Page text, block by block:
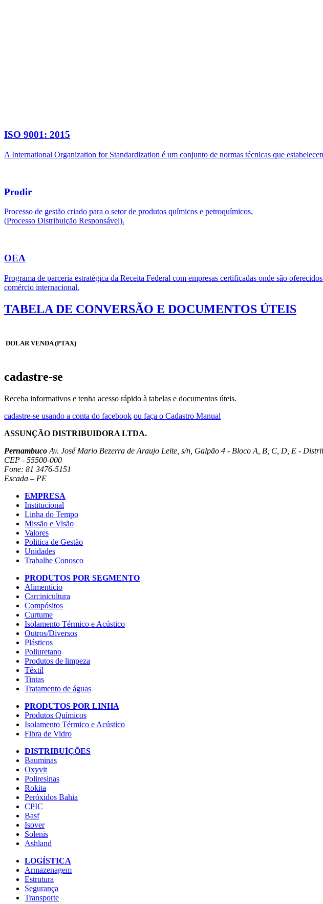
ISO 9001: 2015
A International Organization for Standardization é um conjunto de normas técnicas que
Prodir
Processo de gestão criado para o setor de produtos químicos e petroquímicos,
(Processo Distribuição Responsável).
OEA
Programa de parceria estratégica da Receita Federal com empresas certificadas onde são
comércio internacional.
TABELA DE CONVERSÃO E DOCUMENTOS ÚTEIS
DOLAR VENDA (PTAX)
cadastre-se
Receba informativos e tenha acesso rápido à tabelas e documentos úteis.
cadastre-se usando a conta do facebook ou faça o Cadastro Manual
ASSUNÇÃO DISTRIBUIDORA LTDA.
Pernambuco Av. José Mario Bezerra de Araujo Leite, s/n, Galpão 4 - Bloco A, B, C, D, E -
CEP - 55500-000
Fone: 81 3476-5151
Escada – PE
EMPRESA
Institucional
Linha do Tempo
Missão e Visão
Valores
Politica de Gestão
Unidades
Trabalhe Conosco
PRODUTOS POR SEGMENTO
Alimentício
Carcinicultura
Compósitos
Curtume
Isolamento Térmico e Acústico
Outros/Diversos
Plásticos
Poliuretano
Produtos de limpeza
Têxtil
Tintas
Tratamento de águas
PRODUTOS POR LINHA
Produtos Químicos
Isolamento Térmico e Acústico
Fibra de Vidro
DISTRIBUÍÇÕES
Bauminas
Oxyvit
Poliresinas
Rokita
Peróxidos Bahia
CPIC
Basf
Isover
Solenis
Ashland
LOGÍSTICA
Armazenagem
Estrutura
Segurança
Transporte